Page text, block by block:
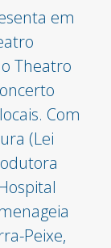
em
Theatro
Com
(Lei
Peixe,